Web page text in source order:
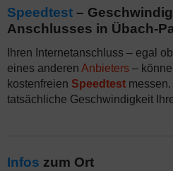
Speedtest –
Anschlusses in Übach-
Ihren Internetanschluss – egal
eines anderen Anbieters –
kostenfreien Speedtest
tatsächliche Geschwindigkeit
Infos zum Ort